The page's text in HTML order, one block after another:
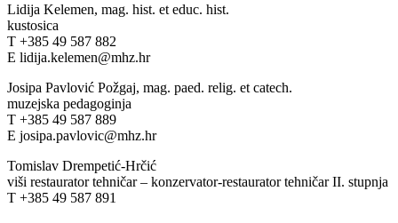
Lidija Kelemen, mag. hist. et educ. hist.
kustosica
T +385 49 587 882
E lidija.kelemen@mhz.hr
Josipa Pavlović Požgaj, mag. paed. relig. et catech.
muzejska pedagoginja
T +385 49 587 889
E josipa.pavlovic@mhz.hr
Tomislav Drempetić-Hrčić
viši restaurator tehničar – konzervator-restaurator tehničar II. stupnja
T +385 49 587 891